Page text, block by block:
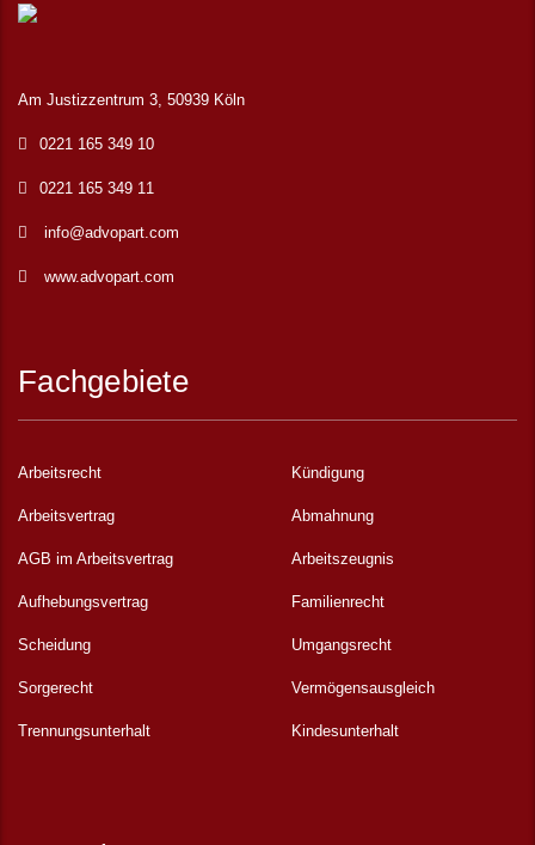
Am Justizzentrum 3, 50939 Köln
0221 165 349 10
0221 165 349 11
info@advopart.com
www.advopart.com
Fachgebiete
Arbeitsrecht Kündigung
Arbeitsvertrag Abmahnung
AGB im Arbeitsvertrag Arbeitszeugnis
Aufhebungsvertrag Familienrecht
Scheidung Umgangsrecht
Sorgerecht Vermögensausgleich
Trennungsunterhalt Kindesunterhalt